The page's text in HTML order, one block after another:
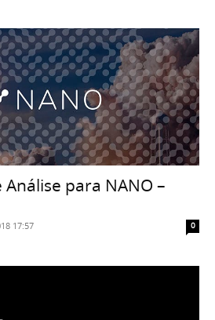
para NANO –
17:57 0